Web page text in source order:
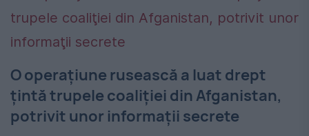
O operaţiune rusească a luat drept
ţintă trupele coaliţiei din Afganistan,
potrivit unor informaţii secrete